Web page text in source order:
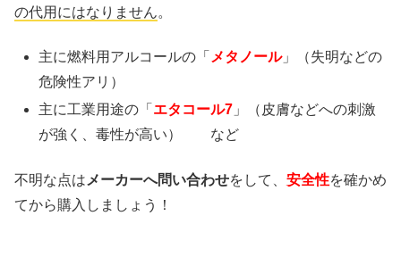
の代用にはなりません。
主に燃料用アルコールの「 メタノール」（失明などの
危険性アリ）
主に工業用途の「 エタコール7 」（皮膚などへの刺激
が強く、毒性が高い） など
不明な点は メーカーへ問い合わせをして、 安全性を確かめ
てから購入しましょう！